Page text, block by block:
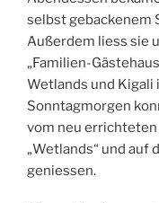
selbst gebackenem
Außerdem liess sie
„Familien-
Wetlands und Kigali
Sonntagmorgen
vom neu errichteten
„Wetlands“ und auf
geniessen.